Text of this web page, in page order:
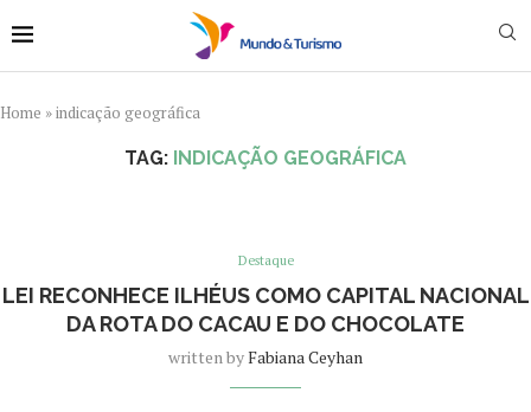
Home »indicação geográfica
TAG: INDICAÇÃO GEOGRÁFICA
Destaque
LEI RECONHECE ILHÉUS COMO CAPITAL NACIONAL
DA ROTA DO CACAU E DO CHOCOLATE
written byFabiana Ceyhan